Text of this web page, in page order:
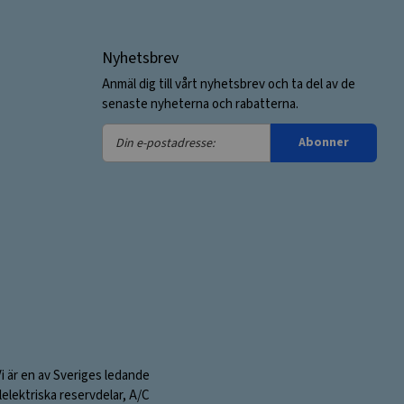
Nyhetsbrev
Anmäl dig till vårt nyhetsbrev och ta del av de
senaste nyheterna och rabatterna.
Din
e-
Abonner
en av Sveriges ledande
reservdelar, A/C